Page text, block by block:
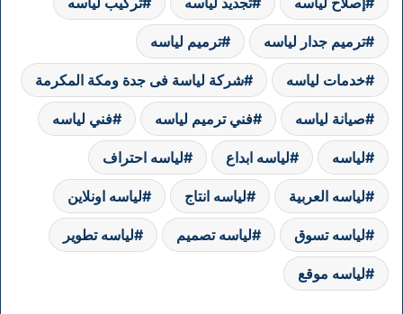
ترميم جدار لياسه ترميم لياسه
خدمات لياسه شركة لياسة فى جدة ومكة المكرمة
صيانة لياسه فني ترميم لياسه فني لياسه
لياسه لياسه ابداع لياسه احتراف
لياسه العربية لياسه انتاج لياسه اونلاين
لياسه تسوق لياسه تصميم لياسه تطوير
لياسه موقع